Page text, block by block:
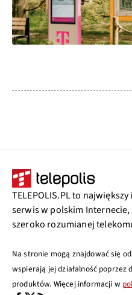
TELEPOLIS.PL to
serwis w polskim
szeroko rozumianej
Na stronie mogą znajdować się
wspierają jej działalność poprzez
produktów. Więcej informacji w